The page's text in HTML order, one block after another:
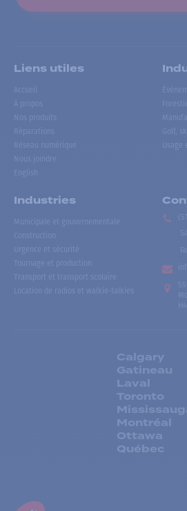
Liens utiles
Accueil
À propos
Nos produits
Réparations
Réseau numérique
Nous joindre
English
Golf,
Usage
Industries
Municipale et gouvernementale
Construction
Urgence et sécurité
Tournage et production
Transport et transport scolaire
Location de radios et walkie-talkies
Calgary
Gatineau
Laval
Toronto
Montréal
Ottawa
Québec